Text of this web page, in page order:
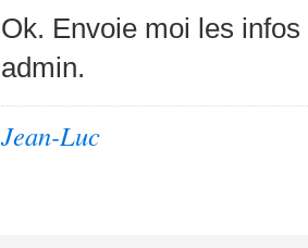
Ok. Envoie moi les
admin.
Jean-Luc